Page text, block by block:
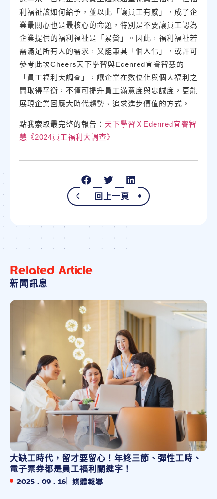
利福祉該如何給予，並以此「讓員工有感」，成了企
業最關心也是最核心的命題，特別是不要讓員工認為
企業提供的福利福祉是「累贅」。因此，福利福祉若
需滿足所有人的需求，又能兼具「個人化」，或許可
參考此次Cheers天下學習與Edenred宜睿智慧的
「員工福利大調查」，讓企業在數位化與個人福利之
間取得平衡，不僅可提升員工滿意度與忠誠度，更能
展現企業回應大時代趨勢、追求進步價值的方式。
點我索取最完整的報告： 天下學習ＸEdenred宜睿智
慧《2024員工福利大調查》
回上一頁
Related Article
新聞訊息
大缺工時代，留才要留心！年終三節、彈性工時、
電子票券都是員工福利關鍵字！
2025 . 09 . 16
媒體報導